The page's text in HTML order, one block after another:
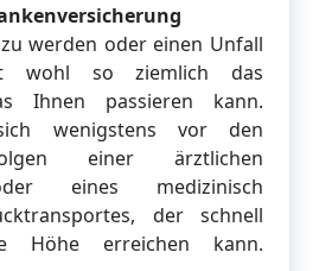
werden oder einen Unfall
wohl so ziemlich das
Ihnen passieren kann.
wenigstens vor den
einer ärztlichen
eines medizinisch
der schnell
Höhe erreichen kann.